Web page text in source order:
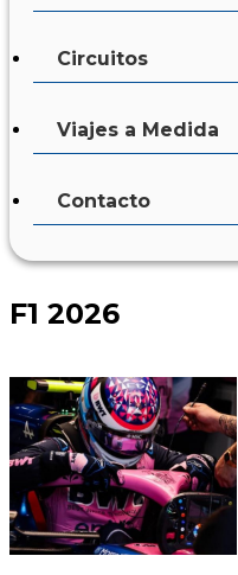
Circuitos
Viajes a Medida
Contacto
F1 2026